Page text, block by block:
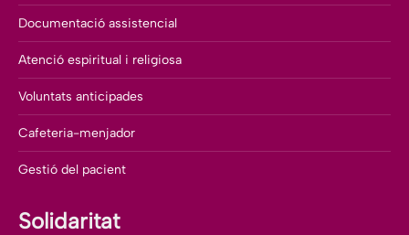
Documentació assistencial
Atenció espiritual i religiosa
Voluntats anticipades
Cafeteria-menjador
Gestió del pacient
Solidaritat